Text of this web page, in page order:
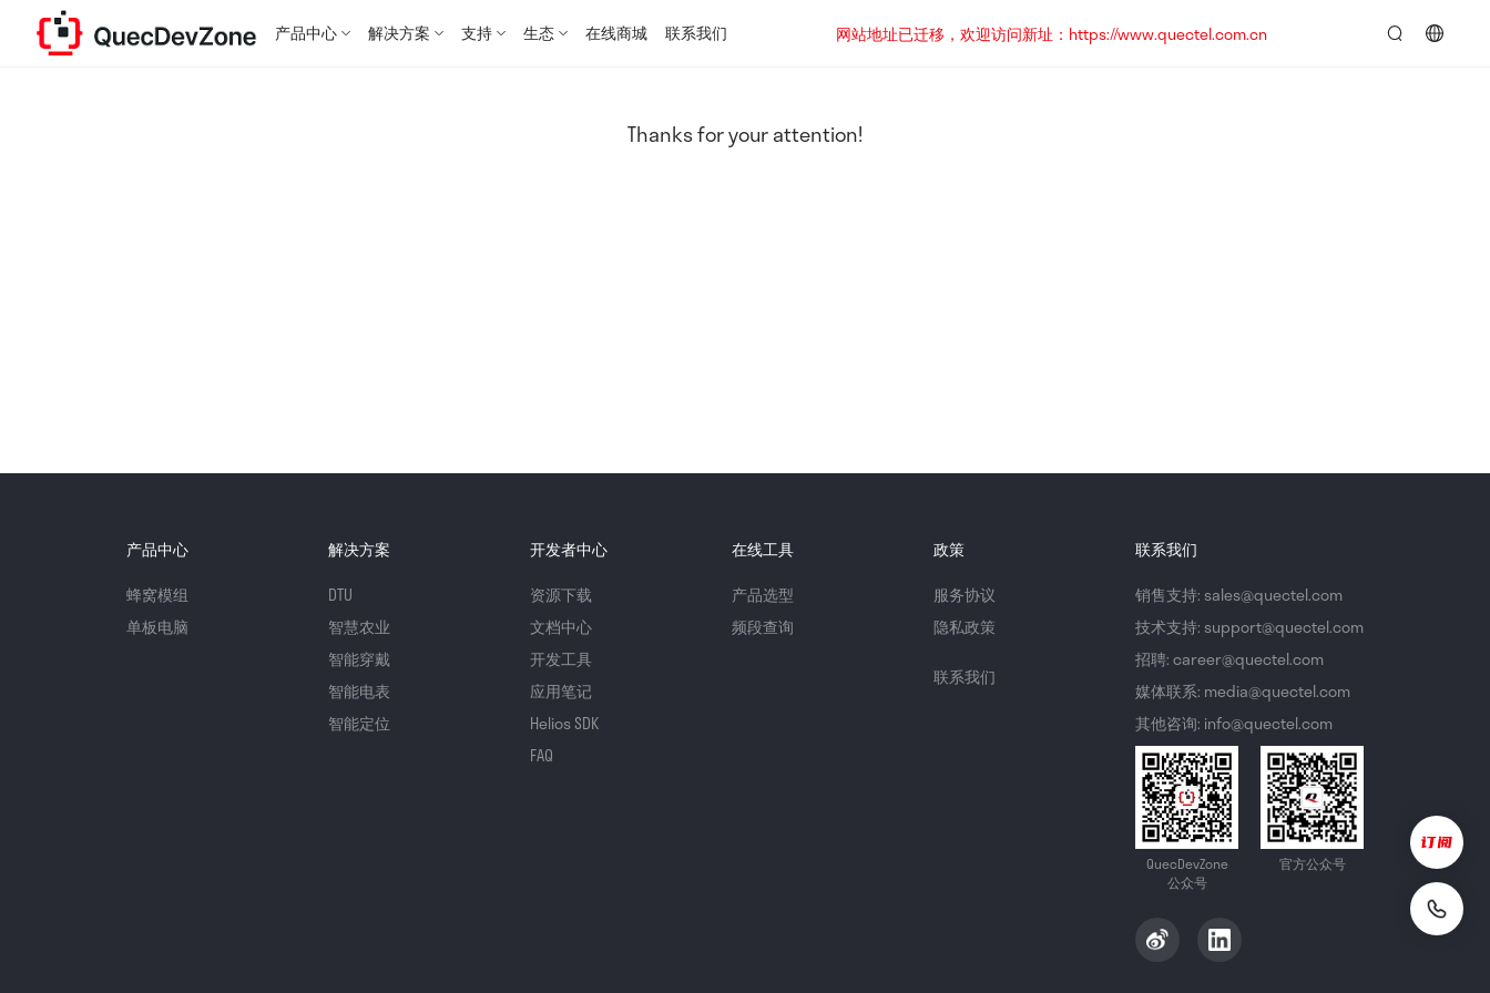
产品中心 解决方案 支持 生态 在线商城 联系我们
网站地址已迁移，欢迎访问新址：https://www.quectel.com.cn
Thanks for your attention!
产品中心
蜂窝模组
单板电脑
解决方案
DTU
智慧农业
智能穿戴
智能电表
智能定位
开发者中心
资源下载
文档中心
开发工具
应用笔记
Helios SDK
FAQ
在线工具
产品选型
频段查询
政策
服务协议
隐私政策
联系我们
联系我们
销售支持: sales@quectel.com
技术支持: support@quectel.com
招聘: career@quectel.com
媒体联系: media@quectel.com
其他咨询: info@quectel.com
QuecDevZone
公众号
官方公众号